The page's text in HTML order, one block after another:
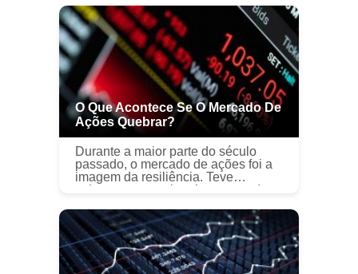
O Que Acontece Se O Mercado De
Ações Quebrar?
Durante a maior parte do século
passado, o mercado de ações foi a
imagem da resiliência. Teve
solavancos ocasionais na estrada e
sido um indicador econômico
confiá...